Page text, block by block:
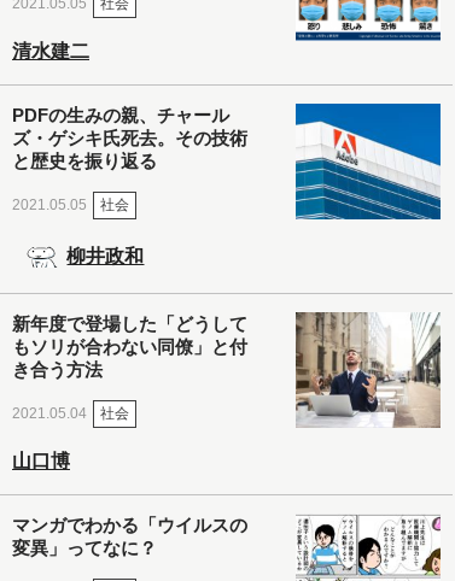
2021.05.05 社会
清水建二
PDFの生みの親、チャール
ズ・ゲシキ氏死去。その技術
と歴史を振り返る
2021.05.05 社会
柳井政和
新年度で登場した「どうして
もソリが合わない同僚」と付
き合う方法
2021.05.04 社会
山口博
マンガでわかる「ウイルスの
変異」ってなに？